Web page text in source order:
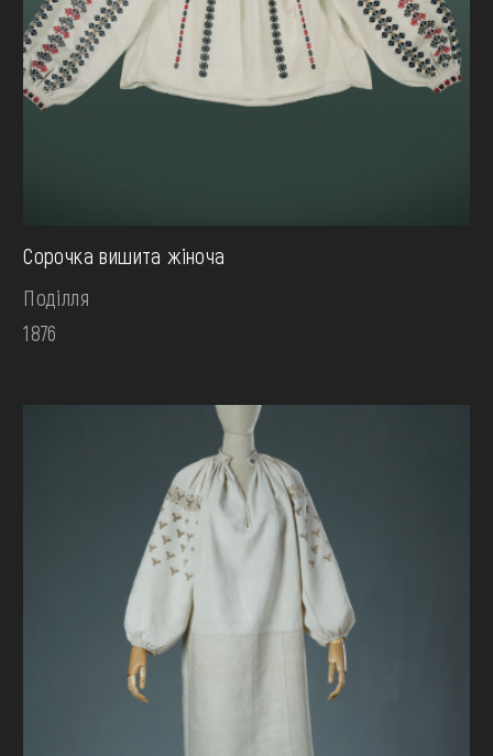
Сорочка вишита жіноча
Поділля
1876